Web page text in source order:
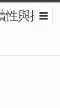
性與排